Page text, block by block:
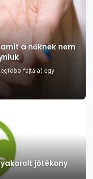
a nőknek nem
fajtája) egy
jótékony